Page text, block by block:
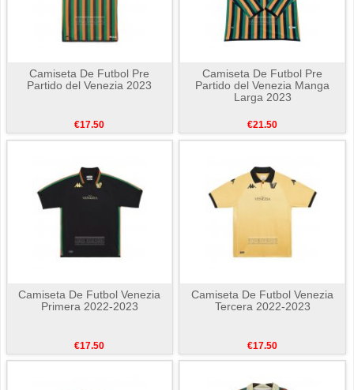
Camiseta De Futbol Pre
Partido del Venezia 2023
€17.50
Camiseta De Futbol Pre
Partido del Venezia Manga
Larga 2023
€21.50
Camiseta De Futbol Venezia
Primera 2022-2023
€17.50
Camiseta De Futbol Venezia
Tercera 2022-2023
€17.50